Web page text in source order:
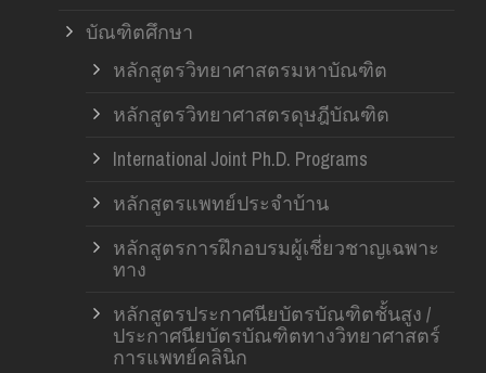
บัณฑิตศึกษา
หลักสูตรวิทยาศาสตรมหาบัณฑิต
หลักสูตรวิทยาศาสตรดุษฎีบัณฑิต
International Joint Ph.D. Programs
หลักสูตรแพทย์ประจำบ้าน
หลักสูตรการฝึกอบรมผู้เชี่ยวชาญเฉพาะ
ทาง
หลักสูตรประกาศนียบัตรบัณฑิตชั้นสูง /
ประกาศนียบัตรบัณฑิตทางวิทยาศาสตร์
การแพทย์คลินิก